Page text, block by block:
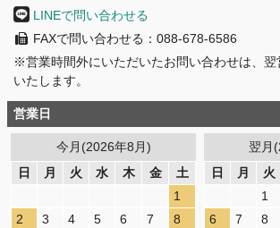
LINEで問い合わせる
FAXで問い合わせる：088-678-6586
※営業時間外にいただいたお問い合わせは、
いたします。
営業日
今月(2026年8月)
日
月 火 水 木 金
土
1
2
3 4 5 6 7
8
翌月
日
月 火
1
6
7 8